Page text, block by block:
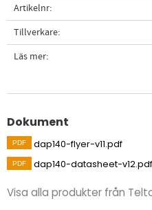
Artikelnr
Tillverkare
Läs mer
Dokument
dap140-flyer-v11.pdf
dap140-datasheet-v12.pdf
Visa alla produkter från